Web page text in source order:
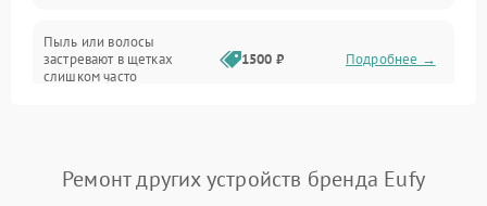
Программные сбои
Пыль или волосы
застревают в щетках
слишком часто
1500 ₽ Подробнее →
Ремонт других устройств бренда Eufy